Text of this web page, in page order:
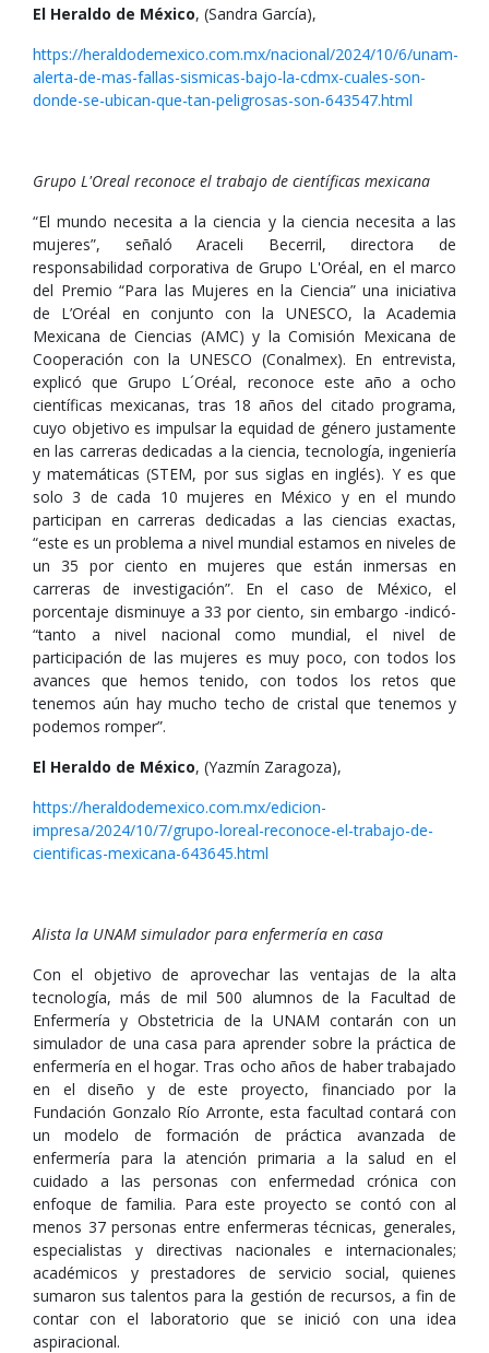
El Heraldo de México, (Sandra García),
https://heraldodemexico.com.mx/nacional/2024/10/6/unam-
alerta-de-mas-fallas-sismicas-bajo-la-cdmx-cuales-son-
donde-se-ubican-que-tan-peligrosas-son-643547.html
Grupo L'Oreal reconoce el trabajo de científicas mexicana
“El mundo necesita a la ciencia y la ciencia necesita a las
mujeres”, señaló Araceli Becerril, directora de
responsabilidad corporativa de Grupo L'Oréal, en el marco
del Premio “Para las Mujeres en la Ciencia” una iniciativa
de L’Oréal en conjunto con la UNESCO, la Academia
Mexicana de Ciencias (AMC) y la Comisión Mexicana de
Cooperación con la UNESCO (Conalmex). En entrevista,
explicó que Grupo L´Oréal, reconoce este año a ocho
científicas mexicanas, tras 18 años del citado programa,
cuyo objetivo es impulsar la equidad de género justamente
en las carreras dedicadas a la ciencia, tecnología, ingeniería
y matemáticas (STEM, por sus siglas en inglés). Y es que
solo 3 de cada 10 mujeres en México y en el mundo
participan en carreras dedicadas a las ciencias exactas,
“este es un problema a nivel mundial estamos en niveles de
un 35 por ciento en mujeres que están inmersas en
carreras de investigación”. En el caso de México, el
porcentaje disminuye a 33 por ciento, sin embargo -indicó-
“tanto a nivel nacional como mundial, el nivel de
participación de las mujeres es muy poco, con todos los
avances que hemos tenido, con todos los retos que
tenemos aún hay mucho techo de cristal que tenemos y
podemos romper”.
El Heraldo de México, (Yazmín Zaragoza),
https://heraldodemexico.com.mx/edicion-
impresa/2024/10/7/grupo-loreal-reconoce-el-trabajo-de-
cientificas-mexicana-643645.html
Alista la UNAM simulador para enfermería en casa
Con el objetivo de aprovechar las ventajas de la alta
tecnología, más de mil 500 alumnos de la Facultad de
Enfermería y Obstetricia de la UNAM contarán con un
simulador de una casa para aprender sobre la práctica de
enfermería en el hogar. Tras ocho años de haber trabajado
en el diseño y de este proyecto, financiado por la
Fundación Gonzalo Río Arronte, esta facultad contará con
un modelo de formación de práctica avanzada de
enfermería para la atención primaria a la salud en el
cuidado a las personas con enfermedad crónica con
enfoque de familia. Para este proyecto se contó con al
menos 37 personas entre enfermeras técnicas, generales,
especialistas y directivas nacionales e internacionales;
académicos y prestadores de servicio social, quienes
sumaron sus talentos para la gestión de recursos, a fin de
contar con el laboratorio que se inició con una idea
aspiracional.